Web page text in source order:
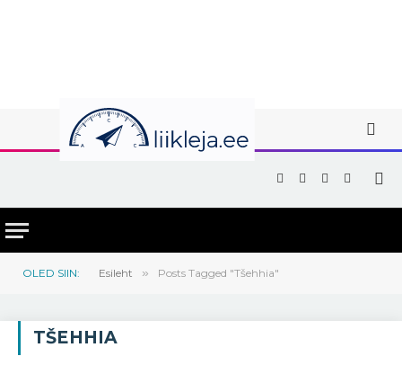
Facebook
X
(Twitter)
Instagram
YouTube
OLED SIIN: Esileht » Posts Tagged "Tšehhia"
TŠEHHIA